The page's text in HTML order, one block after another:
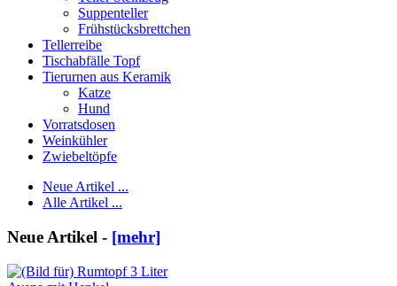
Suppenteller
Frühstücksbrettchen
Tellerreibe
Tischabfälle Topf
Tierurnen aus Keramik
Katze
Hund
Vorratsdosen
Weinkühler
Zwiebeltöpfe
Neue Artikel ...
Alle Artikel ...
Neue Artikel - [mehr]